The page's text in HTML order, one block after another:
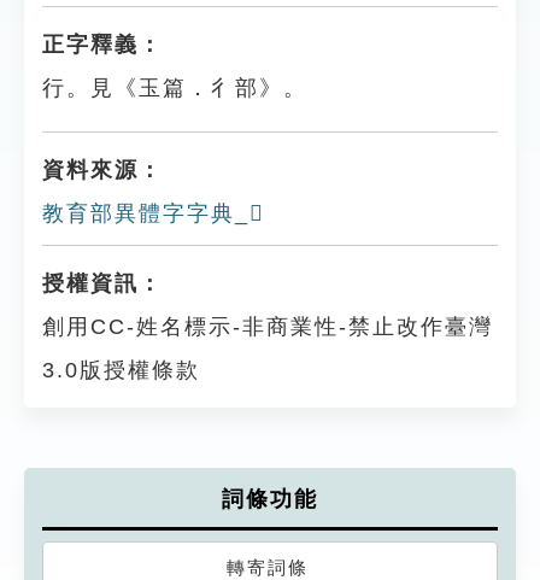
正字釋義：
行。見《玉篇．彳部》。
資料來源：
教育部異體字字典_𢓟
授權資訊：
創用CC-姓名標示-非商業性-禁止改作臺灣
3.0版授權條款
詞條功能
轉寄詞條